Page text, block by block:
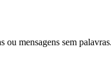
mensagens sem palavras.